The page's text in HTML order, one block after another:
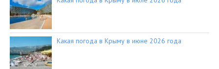
Какая погода в Крыму в июне 2026 года